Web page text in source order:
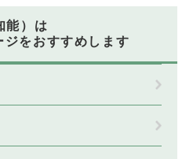
能）は
ジをおすすめします